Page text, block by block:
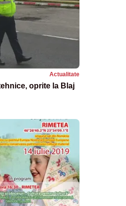
Actualitate
oprite la Blaj